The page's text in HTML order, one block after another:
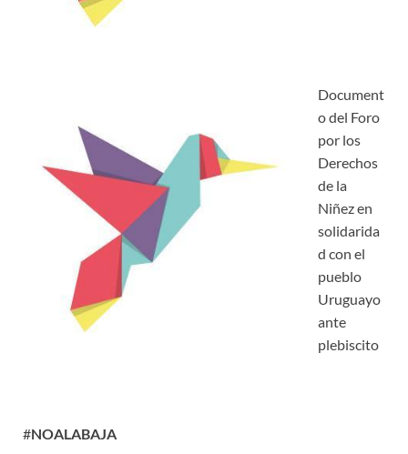
Document
o del Foro
por los
Derechos
de la
Niñez en
solidarida
d con el
pueblo
Uruguayo
ante
plebiscito
#NOALABAJA